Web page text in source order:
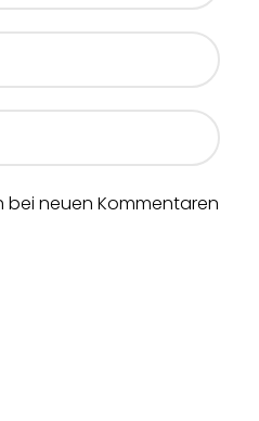
bei neuen Kommentaren